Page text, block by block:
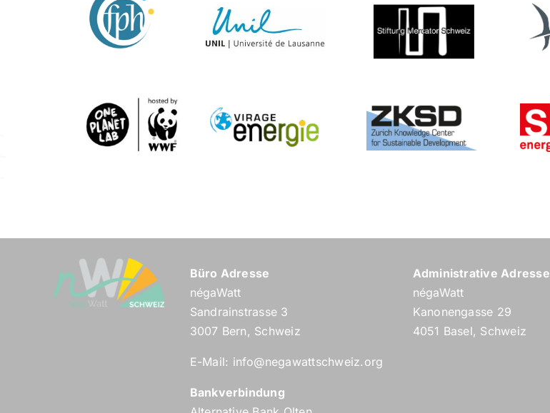
Büro Adresse
négaWatt
Sandrainstrasse 3
3007 Bern, Schweiz
E-Mail: info@negawattschweiz.org
Bankverbindung
Administrative Adresse
négaWatt
Kanonengasse 29
4051 Basel, Schweiz